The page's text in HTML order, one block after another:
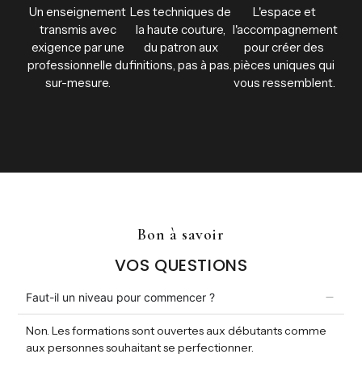
Un enseignement
transmis avec
exigence par une
professionnelle du
sur-mesure.
Les techniques de
la haute couture,
du patron aux
finitions, pas à pas.
L'espace et
l'accompagnement
pour créer des
pièces uniques qui
vous ressemblent.
Bon à savoir
VOS QUESTIONS
Faut-il un niveau pour commencer ?
Non. Les formations sont ouvertes aux débutants comme
aux personnes souhaitant se perfectionner.